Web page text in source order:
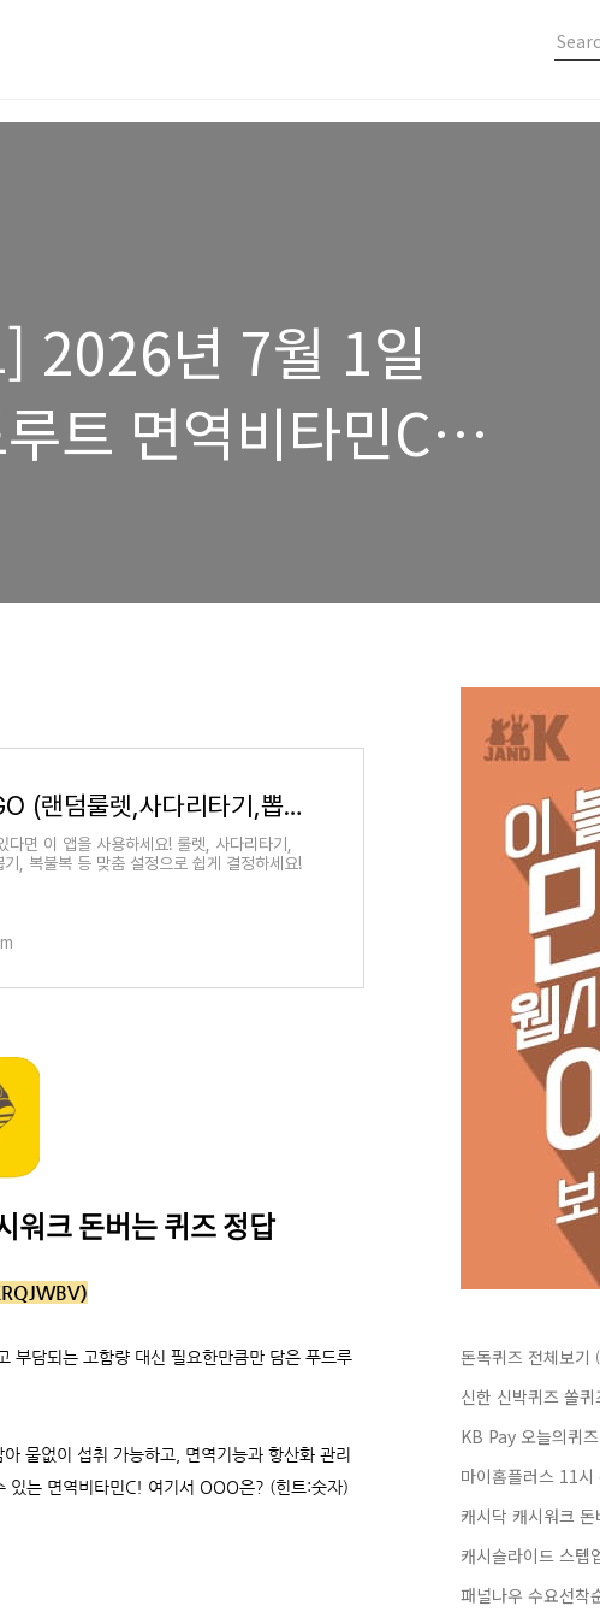
2026년 7월 1일
트 면역비타민C"
Random GO (랜덤룰렛,사다리타기,뽑기,복불복) - Google Play 앱
다면 이 앱을 사용하세요! 룰렛, 사다리타기,
, 복불복 등 맞춤 설정으로 쉽게 결정하세요!
워크 돈버는 퀴즈 정답
부담되는 고함량 대신 필요한만큼만 담은 푸드루
물없이 섭취 가능하고, 면역기능과 항산화 관리
있는 면역비타민C! 여기서 OOO은? (힌트:숫자)
돈독퀴즈 전체보기
신한 신박퀴즈 쏠
KB Pay 오늘의퀴즈
마이홈플러스 11시
캐시닥 캐시워크
캐시슬라이드 스텝
패널나우 수요선착